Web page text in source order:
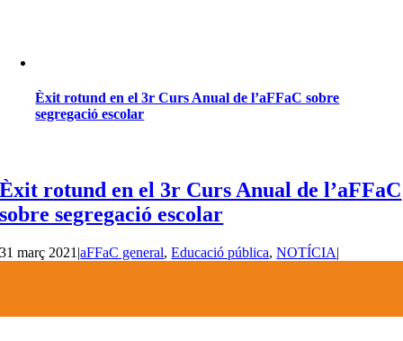
Èxit rotund en el 3r Curs Anual de l’aFFaC sobre
segregació escolar
Èxit rotund en el 3r Curs Anual de l’aFFaC
sobre segregació escolar
31 març 2021 |aFFaC general,Educació pública,NOTÍCIA|